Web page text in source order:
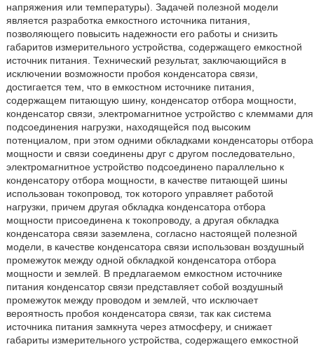
напряжения или температуры). Задачей полезной модели
является разработка емкостного источника питания,
позволяющего повысить надежности его работы и снизить
габаритов измерительного устройства, содержащего емкостной
источник питания. Технический результат, заключающийся в
исключении возможности пробоя конденсатора связи,
достигается тем, что в емкостном источнике питания,
содержащем питающую шину, конденсатор отбора мощности,
конденсатор связи, электромагнитное устройство с клеммами для
подсоединения нагрузки, находящейся под высоким
потенциалом, при этом одними обкладками конденсаторы отбора
мощности и связи соединены друг с другом последовательно,
электромагнитное устройство подсоединено параллельно к
конденсатору отбора мощности, в качестве питающей шины
использован токопровод, ток которого управляет работой
нагрузки, причем другая обкладка конденсатора отбора
мощности присоединена к токопроводу, а другая обкладка
конденсатора связи заземлена, согласно настоящей полезной
модели, в качестве конденсатора связи использован воздушный
промежуток между одной обкладкой конденсатора отбора
мощности и землей. В предлагаемом емкостном источнике
питания конденсатор связи представляет собой воздушный
промежуток между проводом и землей, что исключает
вероятность пробоя конденсатора связи, так как система
источника питания замкнута через атмосферу, и снижает
габариты измерительного устройства, содержащего емкостной